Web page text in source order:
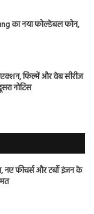
का नया फोल्डेबल फोन,
फिल्में और वेब सीरीज
नोटिस
नए फीचर्स और टर्बो इंजन के